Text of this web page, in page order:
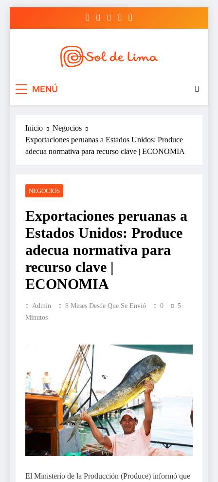
MENÚ
Inicio
Negocios
Exportaciones peruanas a Estados Unidos: Produce
adecua normativa para recurso clave | ECONOMIA
NEGOCIOS
Exportaciones peruanas a
Estados Unidos: Produce
adecua normativa para
recurso clave |
ECONOMIA
Admin 8 Meses Desde Que Se Envió 0
5
Minutos
El Ministerio de la Producción (Produce) informó que